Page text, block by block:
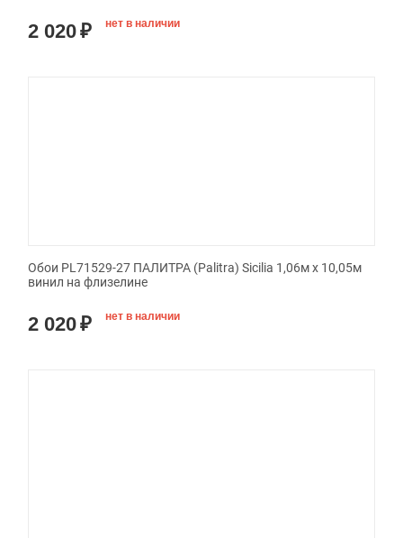
2 020₽ нет в наличии
Обои PL71529-27 ПАЛИТРА (Palitra) Sicilia 1,06м х 10,05м
винил на флизелине
2 020₽ нет в наличии